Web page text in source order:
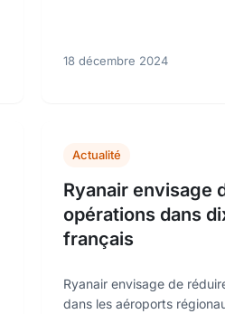
18 décembre 2024
Actualité
Ryanair envisage
opérations dans
français
Ryanair envisage de
dans les aéroports